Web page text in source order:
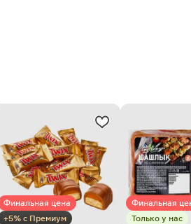
Финальная цена
+5% с Премиум
Финальная
Только у нас